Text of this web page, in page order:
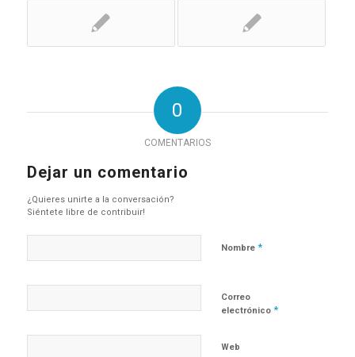
0
COMENTARIOS
Dejar un comentario
¿Quieres unirte a la conversación?
Siéntete libre de contribuir!
Nombre *
Correo
electrónico *
Web